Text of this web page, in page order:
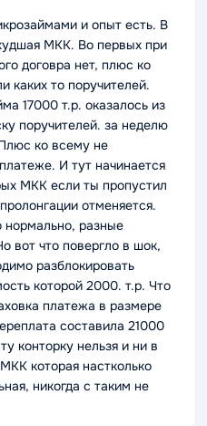
и опыт есть. В
МКК. Во первых при
договра нет, плюс ко
каких то поручителей.
17000 т.р. оказалось из
поручителей. за неделю
ко всему не
И тут начинается
МКК если ты пропустил
отменяется.
разные
вот что повергло в шок,
разблокировать
которой 2000. т.р. Что
платежа в размере
составила 21000
конторку нельзя и ни в
которая настколько
никогда с таким не